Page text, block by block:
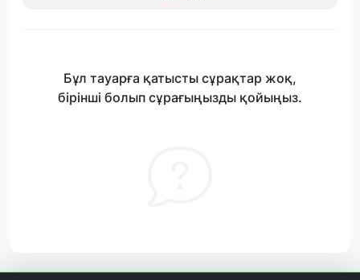
Бұл тауарға қатысты сұрақтар жоқ,
бірінші болып сұрағыңызды қойыңыз.